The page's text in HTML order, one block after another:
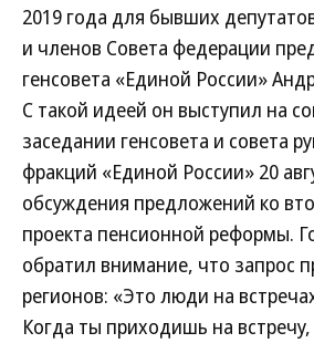
2019 года для бывших
и членов Совета федерации
генсовета «Единой России»
С такой идеей он выступил на
заседании генсовета и совета
фракций «Единой России» 20
обсуждения предложений ко
проекта пенсионной реформы.
обратил внимание, что запрос
регионов: «Это люди на
Когда ты приходишь на